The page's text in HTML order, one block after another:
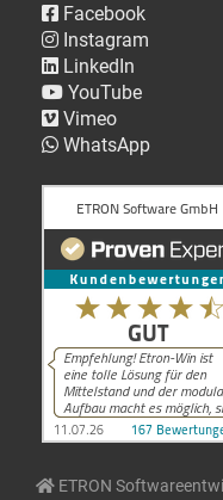
Facebook
Instagram
LinkedIn
YouTube
Vimeo
WhatsApp
ETRON